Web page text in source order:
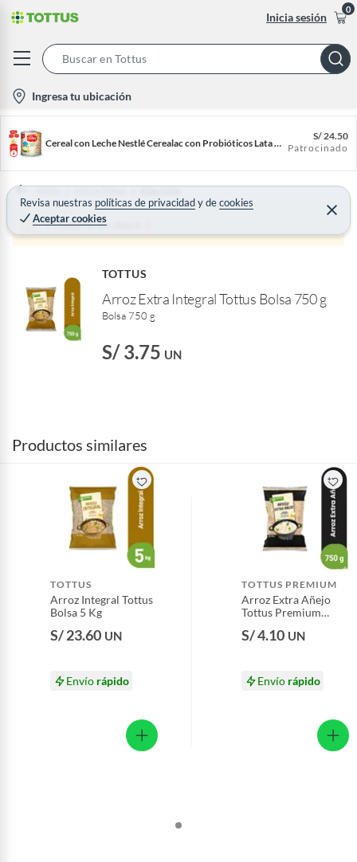
Inicia sesión
0
c
a
c
a
i
n
Ingresa tu ubicación
Cereal con Leche Nestlé Cerealac con Probióticos Lata 400 g
S/24.50
Patrocinado
Revisa nuestras políticas de privacidadydecookies
Aceptar cookies
C
e
r
Home Marca Tottus Abarrotes
Producto sin stock :(
TOTTUS
Arroz Extra Integral Tottus Bolsa 750 g
Bolsa 750 g
S/ 3.75 UN
Productos similares
TOTTUS
Arroz Integral Tottus
Bolsa 5 Kg
S/ 23.60 UN
Envío rápido
TOTTUS PREMIUM
Arroz Extra Añejo
Tottus Premium
S/ 4.10 UN
Envío rápido